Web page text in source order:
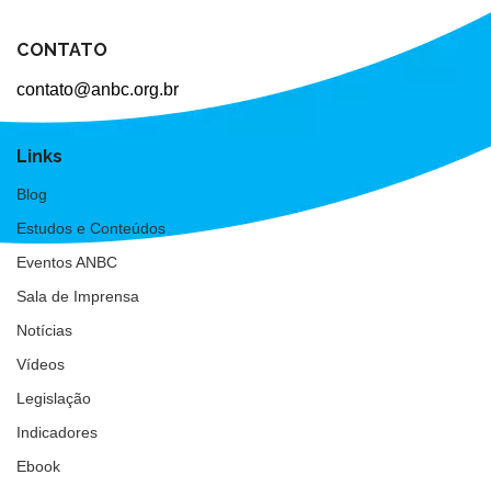
CONTATO
contato@anbc.org.br
Links
Blog
Estudos e Conteúdos
Eventos ANBC
Sala de Imprensa
Notícias
Vídeos
Legislação
Indicadores
Ebook